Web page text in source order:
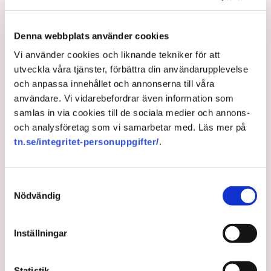
Denna webbplats använder cookies
Vi använder cookies och liknande tekniker för att
utveckla våra tjänster, förbättra din användarupplevelse
och anpassa innehållet och annonserna till våra
användare. Vi vidarebefordrar även information som
samlas in via cookies till de sociala medier och annons-
och analysföretag som vi samarbetar med. Läs mer på
tn.se/integritet-personuppgifter/.
Nödvändig
Inställningar
Sedan lagen om gårdsförsäljning trädde i kraft har
skillnaderna i landet är stora. ”Att dessa kommuner
inte har en enda framstår som oerhört märkligt”,
säger Stefan Lundin på Visita till TN.
11 months ago | Av: Erik Ekerlid